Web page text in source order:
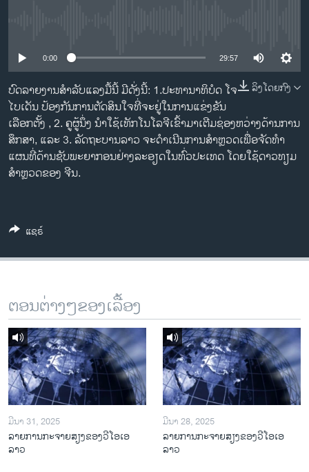
ພາສາອັງກິດ
ວີດີໂອ
ສຽງ
ລາຍການກະຈາຍສຽງ
ລາຍງານ
ຕິດຕາມພວກເຮົາ ທີ່
0:00 29:57
ລິງໂດຍກົງ
ບົດລາຍງານສໍາລັບແລງມື້ນີ້ ມີດັ່ງນີ້: 1.ປະທານາທິບໍດ ໂຈ
ໄບເດັນ ປ້ອງກັນການຕັດສິນໃຈທີ່ຈະຢູ່ໃນການແຂ່ງຂັນ
ເລືອກຕັ້ງ , 2. ຄູຜູ້ນຶ່ງ ນໍາໃຊ້ເທັກໂນໂລຈີເຂົ້າມາເຕີມຊ່ອງຫວ່າງດ້ານການ
ສຶກສາ, ແລະ 3. ລັດຖະບານລາວ ຈະດຳເນີນການສຳຫຼວດເພື່ອຈັດທຳ
ແຜນທີ່ດ້ານຊັບພະຍາກອນຢ່າງລະອຽດໃນທົ່ວປະເທດ ໂດຍໃຊ້ດາວທຽມ
ສຳຫຼວດຂອງ ຈີນ.
ແຊຣ໌
ຕອນຕ່າງໆຂອງເລື້ອງ
ມີນາ 31, 2025
ລາຍການກະຈາຍສຽງຂອງວີໂອເອ
ລາວ
ມີນາ 28, 2025
ລາຍການກະຈາຍສຽງຂອງວີໂອເອ
ລາວ